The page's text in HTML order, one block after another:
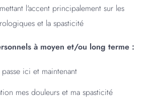
l'accent principalement sur les
et la spasticité
à moyen et/ou long terme :
ici et maintenant
mes douleurs et ma spasticité